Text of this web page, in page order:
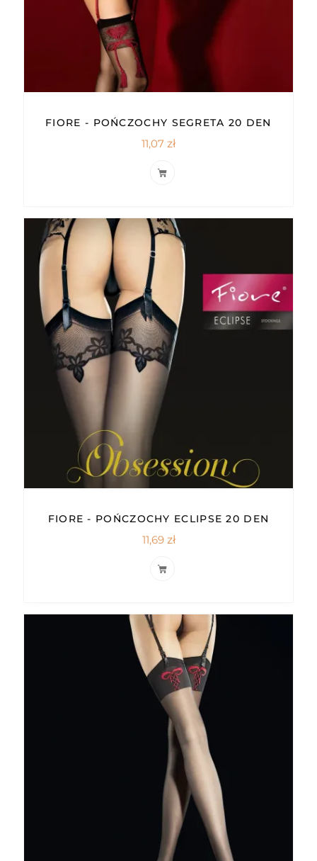
FIORE - POŃCZOCHY SEGRETA 20 DEN
11,07 zł
FIORE - POŃCZOCHY ECLIPSE 20 DEN
11,69 zł